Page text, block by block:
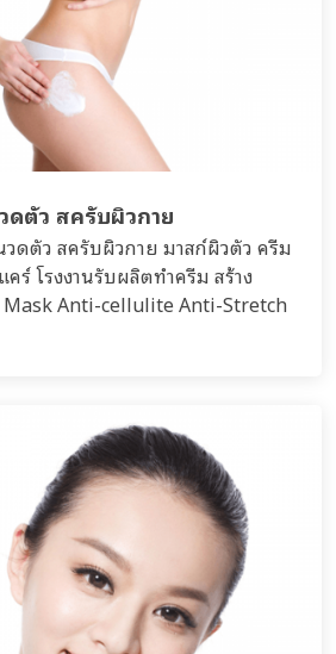
ตัว สครับผิวกาย
ดตัว สครับผิวกาย มาสก์ผิวตัว ครีม
ร์ โรงงานรับผลิตทำครีม สร้าง
Anti-cellulite Anti-Stretch